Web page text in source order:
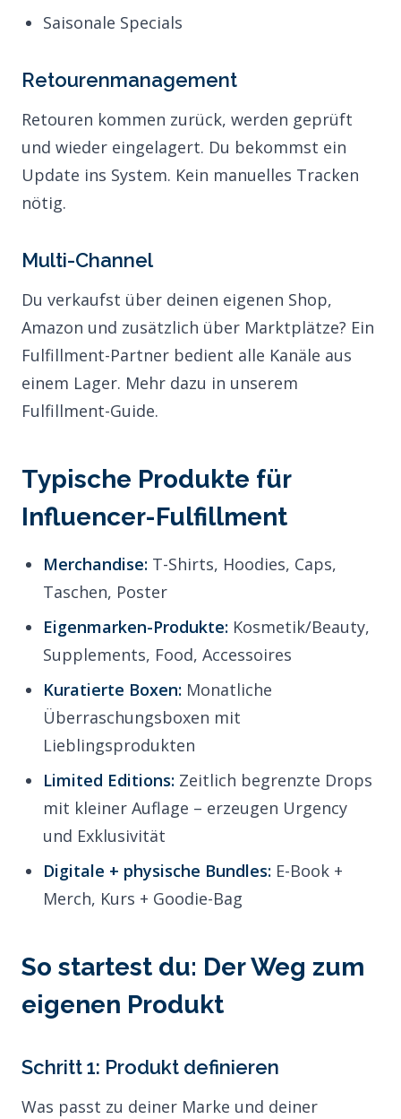
Saisonale Specials
Retourenmanagement
Retouren kommen zurück, werden geprüft
und wieder eingelagert. Du bekommst ein
Update ins System. Kein manuelles Tracken
nötig.
Multi-Channel
Du verkaufst über deinen eigenen Shop,
Amazon und zusätzlich über Marktplätze? Ein
Fulfillment-Partner bedient alle Kanäle aus
einem Lager. Mehr dazu in unserem
Fulfillment-Guide.
Typische Produkte für
Influencer-Fulfillment
Merchandise: T-Shirts, Hoodies, Caps,
Taschen, Poster
Eigenmarken-Produkte: Kosmetik/Beauty,
Supplements, Food, Accessoires
Kuratierte Boxen: Monatliche
Überraschungsboxen mit
Lieblingsprodukten
Limited Editions: Zeitlich begrenzte Drops
mit kleiner Auflage – erzeugen Urgency
und Exklusivität
Digitale + physische Bundles: E-Book +
Merch, Kurs + Goodie-Bag
So startest du: Der Weg zum
eigenen Produkt
Schritt 1: Produkt definieren
Was passt zu deiner Marke und deiner